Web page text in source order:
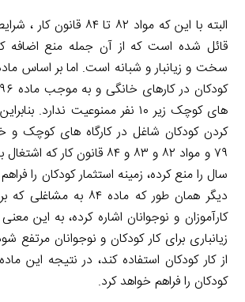
البته با این که مواد ۸۲ تا
قائل شده است که از آن جمله منع اضافه
های کوچک زیر ۱۰ نفر ممنوعیت ندارد.
کردن کودکان شاغل در کارگاه های کوچک و
سال را منع کرده، زمینه استثمار کودکان را
دیگر همان طور که ماده ۸۴
کارآموزان و نوجوانان اشاره کرده، به این
زیانباری برای کار کودکان و نوجوانان مرتفع
از کار کودکان استفاده کند، در نتیجه این
کودکان را فراهم خواهد کرد.